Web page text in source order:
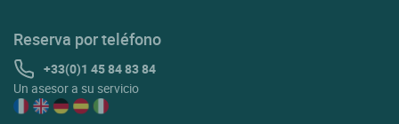
Reserva por teléfono
+33(0)1 45 84 83 84
Un asesor a su servicio